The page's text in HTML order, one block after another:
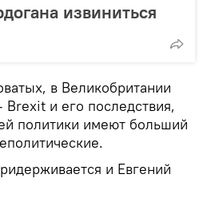
извиниться
в Великобритании
и его последствия,
политики имеют больший
и Евгений